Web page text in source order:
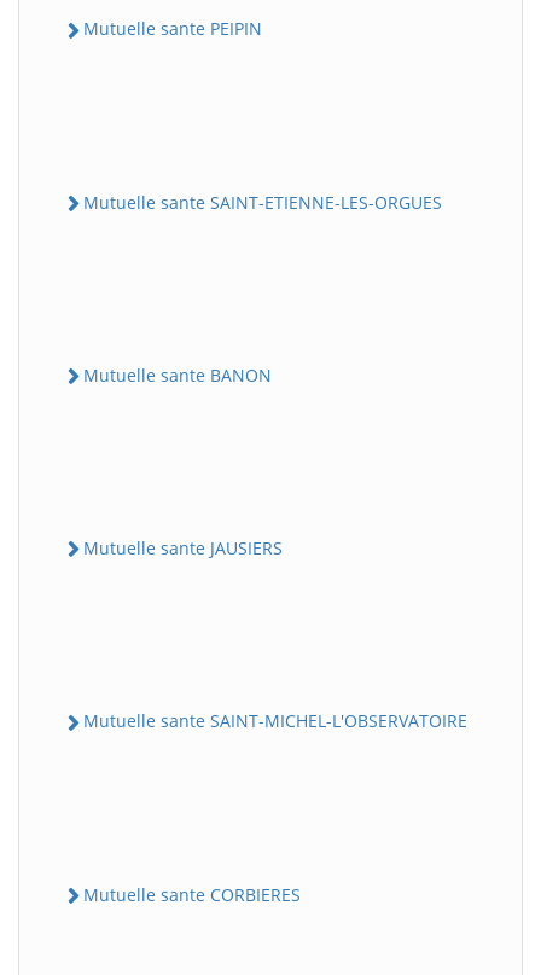
Mutuelle sante PEIPIN
Mutuelle sante SAINT-ETIENNE-LES-ORGUES
Mutuelle sante BANON
Mutuelle sante JAUSIERS
Mutuelle sante SAINT-MICHEL-L'OBSERVATOIRE
Mutuelle sante CORBIERES